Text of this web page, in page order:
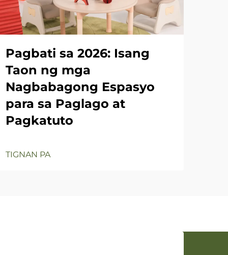
Pagbati sa 2026: Isang
Taon ng mga
Nagbabagong Espasyo
para sa Paglago at
Pagkatuto
TIGNAN PA